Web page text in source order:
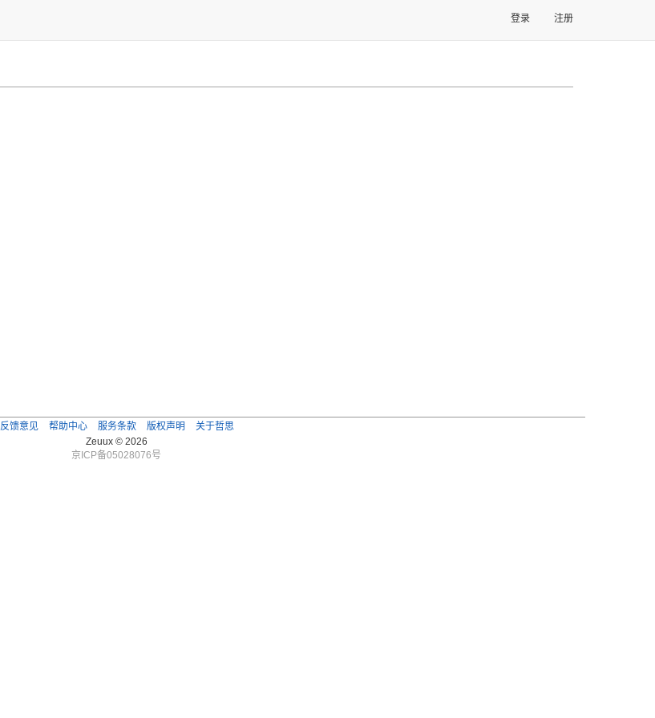
登录 注册
反馈意见 帮助中心 服务条款 版权声明
关于哲思
Zeuux © 2026
京ICP备05028076号